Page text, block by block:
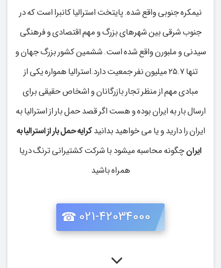
نیمکره جنوبی واقع شده. پایتخت استرالیا کانبرا است که در
جنوب شرقی بین شهرهای بزرگ و مهم اقتصادی و فرهنگی
سیدنی و ملبورن واقع شده است. ششمین کشور بزرگ جهان و
تنها ۲۵.۷ میلیون نفر جمعیت دارد.استرالیا همواره یکی از
مبادی مهم از منظر تجار بازرگانان و اشخاص حقیقی برای
ارسال بار به ایران بوده و هست اگر قصد حمل بار از استرالیا به
ایران را دارید و یا می خواهید بدانیدکرایه حمل بار از استرالیا به
ایرانچگونه محاسبه میشود با شرکت کشتیرانی ترنگ دریا
همراه باشید
021-42034000